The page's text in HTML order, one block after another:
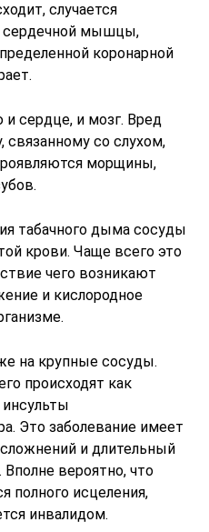
случается
сердечной мышцы,
коронарной
сердце, и мозг. Вред
связанному со слухом,
морщины,
табачного дыма сосуды
крови. Чаще всего это
чего возникают
и кислородное
на крупные сосуды.
происходят как
Это заболевание имеет
и длительный
вероятно, что
полного исцеления,
инвалидом.